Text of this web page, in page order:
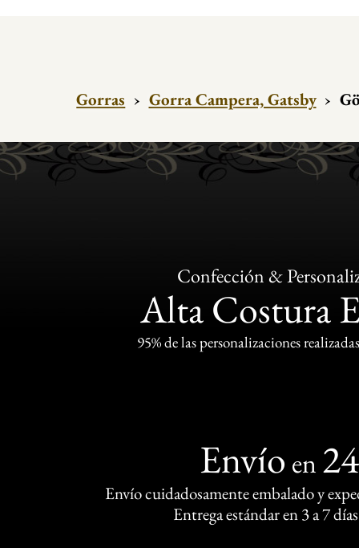
Gorras › Gorra Campera, Gatsby ›
Confección &
Alta Costura
95% de las personalizaciones
Envío en
Envío cuidadosamente embalado y
Entrega estándar en 3 a 7